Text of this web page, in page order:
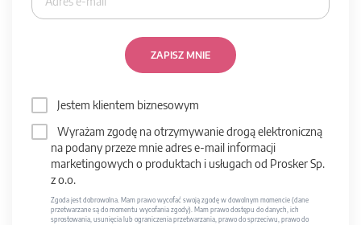
ZAPISZ MNIE
Jestem klientem biznesowym
Wyrażam zgodę na otrzymywanie drogą elektroniczną
na podany przeze mnie adres e-mail informacji
marketingowych o produktach i usługach od Prosker Sp.
z o.o.
Zgoda jest dobrowolna. Mam prawo wycofać swoją zgodę w dowolnym momencie (dane
przetwarzane są do momentu wycofania zgody). Mam prawo dostępu do danych, ich
sprostowania, usunięcia lub ograniczenia przetwarzania, prawo do sprzeciwu, prawo do